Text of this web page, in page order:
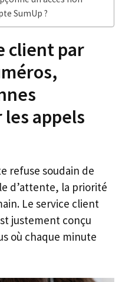
SumUp ?
client par
appels
refuse soudain de
d’attente, la priorité
Le service client
justement conçu
où chaque minute